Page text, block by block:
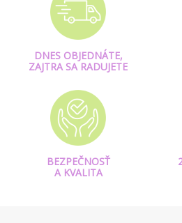
DNES OBJEDNÁTE,
ZAJTRA SA RADUJETE
BEZPEČNOSŤ
A KVALITA